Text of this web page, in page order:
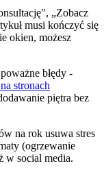
„Zobacz
musi kończyć się
okien, możesz
błędy -
stronach
piętra bez
na rok usuwa stres
(ogrzewanie
w social media.